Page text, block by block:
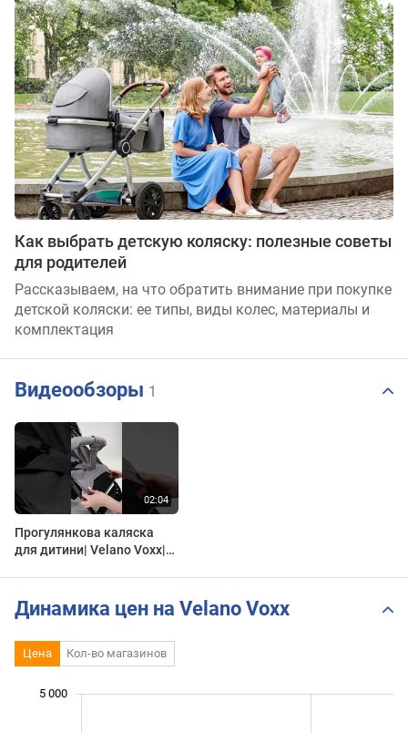
Как выбрать детскую коляску: полезные советы
для родителей
Рассказываем, на что обратить внимание при покупке
детской коляски: ее типы, виды колес, материалы и
комплектация
Видеообзоры 1
Прогулянкова каляска
для дитини| Velano Voxx|
Динамика цен на Velano Voxx
Цена Кол-во магазинов
5 000